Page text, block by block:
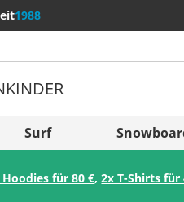
1988
KINDER
Surf
Hoodies für 80 €,2x T-Shirts für